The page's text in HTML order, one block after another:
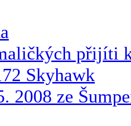
přijíti
Skyhawk
2008 ze